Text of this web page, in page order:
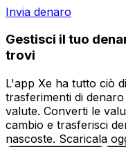
Invia denaro
Gestisci il tuo
trovi
L'app Xe ha tutto ciò
trasferimenti di
valute. Converti le
cambio e trasferisci
nascoste. Scaricala